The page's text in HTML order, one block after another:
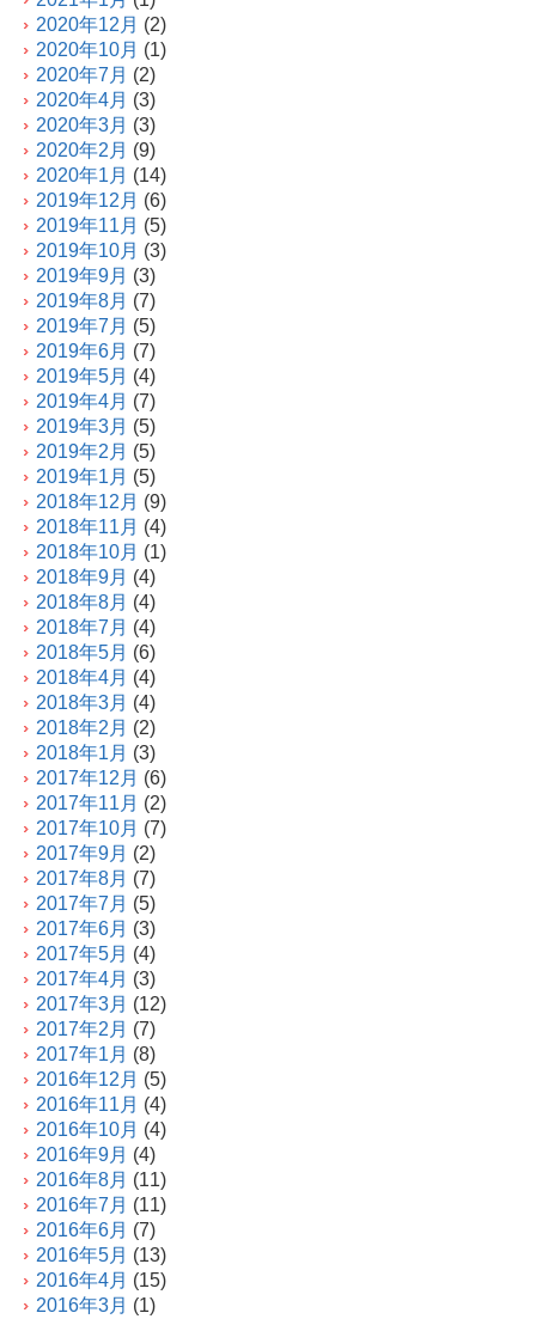
2020年12月 (2)
2020年10月 (1)
2020年7月 (2)
2020年4月 (3)
2020年3月 (3)
2020年2月 (9)
2020年1月 (14)
2019年12月 (6)
2019年11月 (5)
2019年10月 (3)
2019年9月 (3)
2019年8月 (7)
2019年7月 (5)
2019年6月 (7)
2019年5月 (4)
2019年4月 (7)
2019年3月 (5)
2019年2月 (5)
2019年1月 (5)
2018年12月 (9)
2018年11月 (4)
2018年10月 (1)
2018年9月 (4)
2018年8月 (4)
2018年7月 (4)
2018年5月 (6)
2018年4月 (4)
2018年3月 (4)
2018年2月 (2)
2018年1月 (3)
2017年12月 (6)
2017年11月 (2)
2017年10月 (7)
2017年9月 (2)
2017年8月 (7)
2017年7月 (5)
2017年6月 (3)
2017年5月 (4)
2017年4月 (3)
2017年3月 (12)
2017年2月 (7)
2017年1月 (8)
2016年12月 (5)
2016年11月 (4)
2016年10月 (4)
2016年9月 (4)
2016年8月 (11)
2016年7月 (11)
2016年6月 (7)
2016年5月 (13)
2016年4月 (15)
2016年3月 (1)